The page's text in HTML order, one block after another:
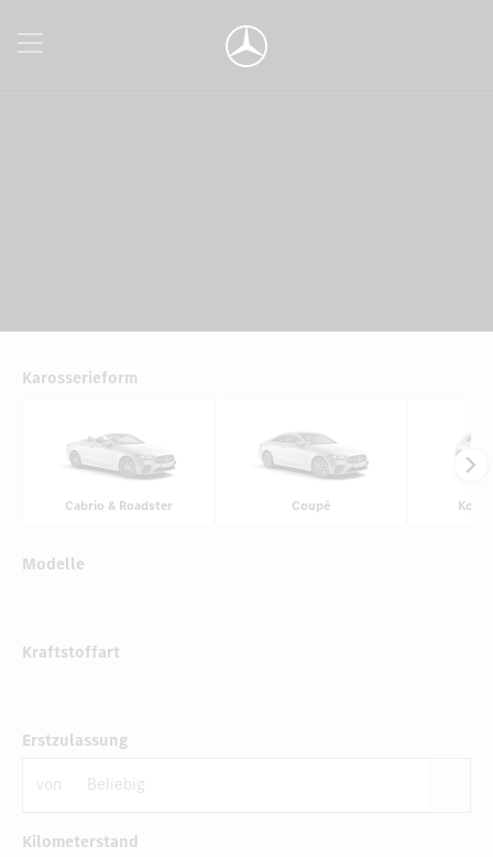
Karosserieform
Cabrio & Roadster Coupé
Modelle
Kraftstoffart
Erstzulassung
von
Kilometerstand